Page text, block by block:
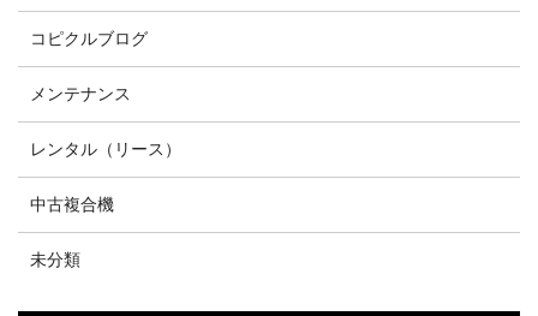
コピクルブログ
メンテナンス
レンタル（リース）
中古複合機
未分類